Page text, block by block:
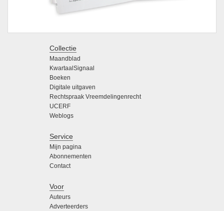
Collectie
Maandblad
KwartaalSignaal
Boeken
Digitale uitgaven
Rechtspraak Vreemdelingenrecht
UCERF
Weblogs
Service
Mijn pagina
Abonnementen
Contact
Voor
Auteurs
Adverteerders